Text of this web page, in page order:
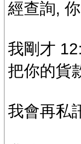
經查詢,
我剛才
把你的貨
我會再私